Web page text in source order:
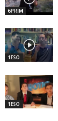
6PRIM
1ESO
1ESO